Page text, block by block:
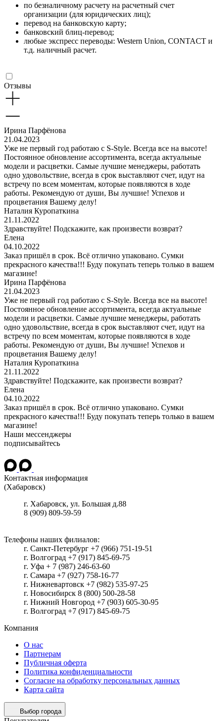
по безналичному расчету на расчетный счет
организации (для юридических лиц);
перевод на банковскую карту;
банковский блиц-перевод;
любые экспресс переводы: Western Union, CONTACT и
т.д. наличный расчет.
Отзывы
Ирина Парфёнова
21.04.2023
Уже не первый год работаю с S-Style. Всегда все на высоте!
Постоянное обновление ассортимента, всегда актуальные
модели и расцветки. Самые лучшие менеджеры, работать
одно удовольствие, всегда в срок выставляют счет, идут на
встречу по всем моментам, которые появляются в ходе
работы. Рекомендую от души, Вы лучшие! Успехов и
процветания Вашему делу!
Наталия Куропаткина
21.11.2022
Здравствуйте! Подскажите, как произвести возврат?
Елена
04.10.2022
Заказ пришёл в срок. Всё отлично упаковано. Сумки
прекрасного качества!!! Буду покупать теперь только в вашем
магазине!
Ирина Парфёнова
21.04.2023
Уже не первый год работаю с S-Style. Всегда все на высоте!
Постоянное обновление ассортимента, всегда актуальные
модели и расцветки. Самые лучшие менеджеры, работать
одно удовольствие, всегда в срок выставляют счет, идут на
встречу по всем моментам, которые появляются в ходе
работы. Рекомендую от души, Вы лучшие! Успехов и
процветания Вашему делу!
Наталия Куропаткина
21.11.2022
Здравствуйте! Подскажите, как произвести возврат?
Елена
04.10.2022
Заказ пришёл в срок. Всё отлично упаковано. Сумки
прекрасного качества!!! Буду покупать теперь только в вашем
магазине!
Наши мессенджеры
подписывайтесь
Контактная информация
(Хабаровск)
г. Хабаровск, ул. Большая д.88
8 (909) 809-59-59
Телефоны наших филиалов:
г. Санкт-Петербург +7 (966) 751-19-51
г. Волгоград +7 (917) 845-69-75
г. Уфа + 7 (987) 246-63-60
г. Самара +7 (927) 758-16-77
г. Нижневартовск +7 (982) 535-97-25
г. Новосибирск 8 (800) 500-28-58
г. Нижний Новгород +7 (903) 605-30-95
г. Волгоград +7 (917) 845-69-75
Компания
О нас
Партнерам
Публичная оферта
Политика конфиденциальности
Согласие на обработку персональных данных
Карта сайта
Выбор города